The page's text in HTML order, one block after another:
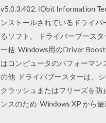
v5.0.3.402. IObit Information
ンストールされているドライ
るソフト。 ドライバーブース
一括 Windows用のDriver
はコンピュータのパフォーマ
の他 ドライバブースターは、
クラッシュまたはフリーズを
ンスのため Windows XP から